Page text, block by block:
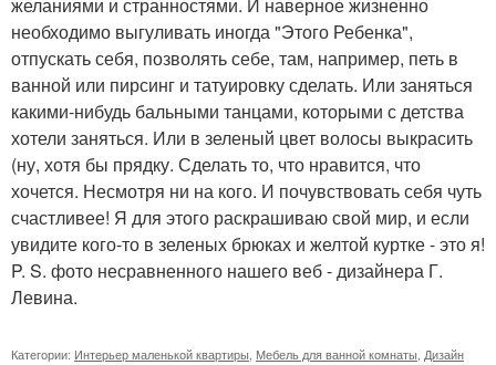
желаниями и странностями. И наверное жизненно
необходимо выгуливать иногда "Этого Ребенка",
отпускать себя, позволять себе, там, например, петь в
ванной или пирсинг и татуировку сделать. Или заняться
какими-нибудь бальными танцами, которыми с детства
хотели заняться. Или в зеленый цвет волосы выкрасить
(ну, хотя бы прядку. Сделать то, что нравится, что
хочется. Несмотря ни на кого. И почувствовать себя чуть
счастливее! Я для этого раскрашиваю свой мир, и если
увидите кого-то в зеленых брюках и желтой куртке - это я!
P. S. фото несравненного нашего веб - дизайнера Г.
Левина.
Категории: Интерьер маленькой квартиры, Мебель для ванной комнаты, Дизайн